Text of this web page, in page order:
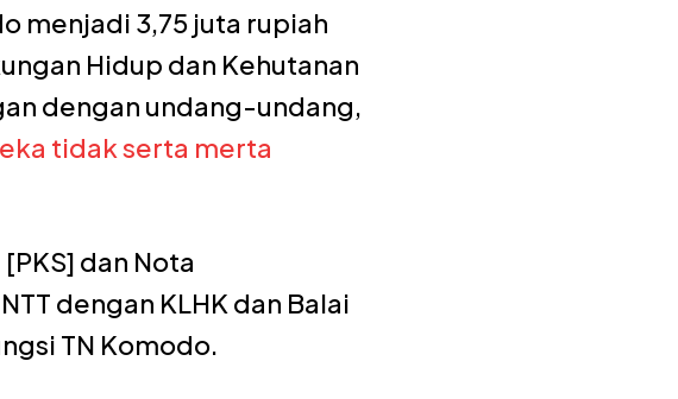
menjadi 3,75 juta rupiah
Hidup dan Kehutanan
dengan undang-undang,
tidak serta merta
dan Nota
dengan KLHK dan Balai
TN Komodo.